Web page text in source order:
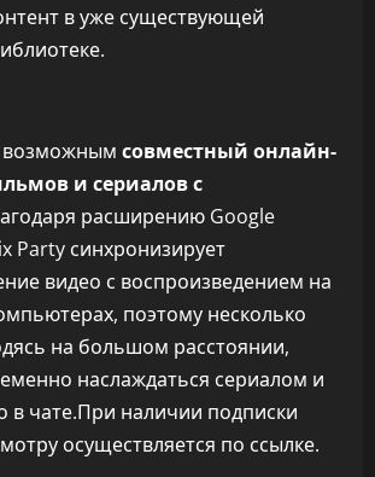
в уже существующей
возможным совместный онлайн-
и сериалов с
расширению Google
Party синхронизирует
видео с воспроизведением на
поэтому несколько
на большом расстоянии,
наслаждаться сериалом и
в чате.При наличии подписки
осуществляется по ссылке.